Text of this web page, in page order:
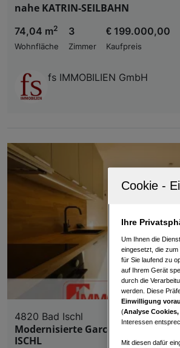
nahe KATRIN-SEILBAHN
74,04 m2
Wohnfläche
3
Zimmer
€ 199.000,00
Kaufpreis
fs IMMOBILIEN GmbH
4820 Bad Ischl
Modernisierte Garconniere mit
ISCHL
Ihre
Um Ihnen die
eingesetzt, die
für Sie laufend zu
auf Ihrem Gerät
durch die
werden. Diese
Einwilligung
(Analyse
Interessen
Mit diesen dafür